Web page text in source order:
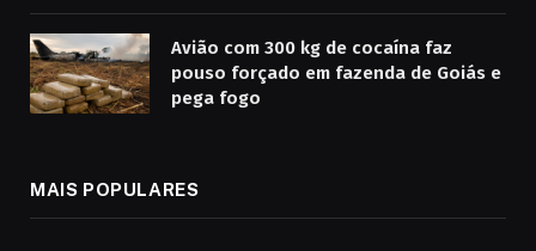
Avião com 300 kg de cocaína faz
pouso forçado em fazenda de Goiás e
pega fogo
MAIS POPULARES